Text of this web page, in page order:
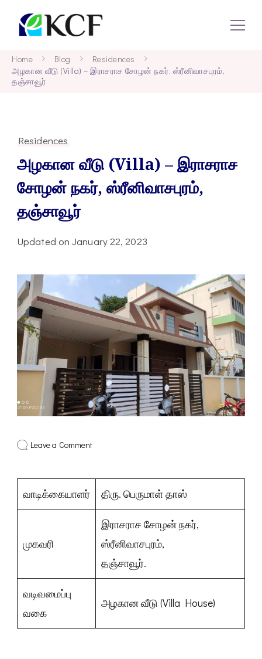
KCF
Home Blog
Residences
அழகான வீடு (Villa) – இராசராச சோழன் நகர், ஸ்ரீனிவாசபுரம்,
தஞ்சாவூர்
Residences
அழகான வீடு (Villa) – இராசராச
சோழன் நகர், ஸ்ரீனிவாசபுரம்,
தஞ்சாவூர்
Updated onJanuary 22, 2023
Leave a Commenton
இராசராச
சோழன்
நகர்,
ஸ்ரீனிவாசபுரம்,
தஞ்சாவூர்
வாடிக்கையாளர் திரு. பெருமாள் தாஸ்
முகவரி
இராசராச சோழன் நகர்,
ஸ்ரீனிவாசபுரம்,
தஞ்சாவூர்.
வடிவமைப்பு
வகை
அழகான வீடு (Villa House)